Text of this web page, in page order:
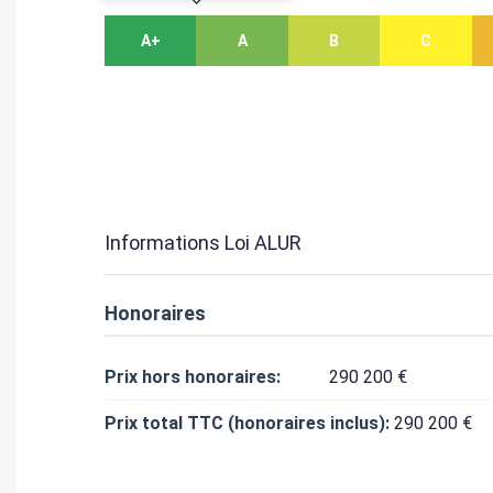
A+ A B C
Informations Loi ALUR
Honoraires
Prix hors honoraires: 290 200 €
Prix total TTC (honoraires inclus): 290 200 €